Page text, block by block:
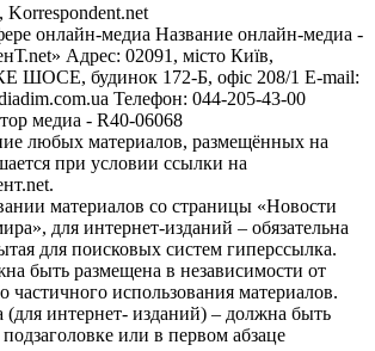
онлайн-медиа Название онлайн-медиа -
Адрес: 02091, місто Київ,
ШОСЕ, будинок 172-Б, офіс 208/1 E-mail:
Телефон: 044-205-43-00
медиа - R40-06068
любых материалов, размещённых на
при условии ссылки на
материалов со страницы «Новости
для интернет-изданий – обязательна
для поисковых систем гиперссылка.
быть размещена в независимости от
частичного использования материалов.
(для интернет- изданий) – должна быть
или в первом абзаце